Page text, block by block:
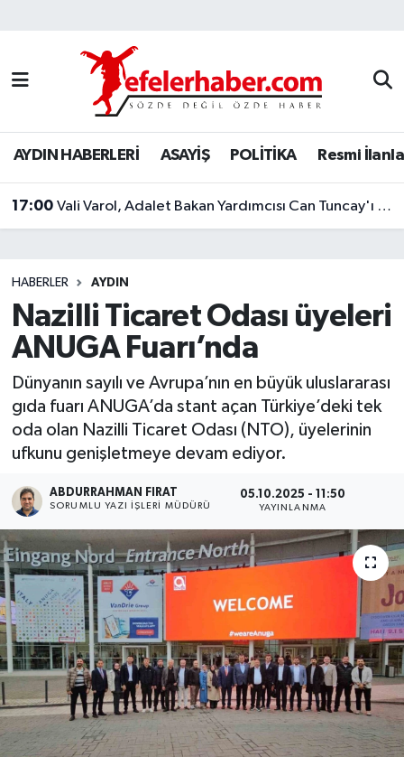
AYDIN HABERLERİ ASAYİŞ POLİTİKA Resmi
17:00 Vali Varol, Adalet Bakan Yardımcısı Can Tuncay'ı ağırladı
HABERLER AYDIN
Nazilli Ticaret Odası üyeleri
ANUGA Fuarı’nda
Dünyanın sayılı ve Avrupa’nın en büyük uluslararası
gıda fuarı ANUGA’da stant açan Türkiye’deki tek
oda olan Nazilli Ticaret Odası (NTO), üyelerinin
ufkunu genişletmeye devam ediyor.
ABDURRAHMAN FIRAT
SORUMLU YAZI İŞLERI MÜDÜRÜ
05.10.2025 - 11:50
YAYINLANMA
Nöbetçi Eczaneler
Hava Durumu
Aydin Namaz Vakitleri
Trafik Durumu
Son Dakika Haberleri
Haber Arşivi